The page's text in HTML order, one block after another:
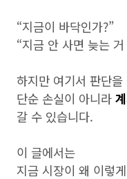
“지금이 바닥인가?”
“지금 안 사면 늦는
하지만 여기서 판단을
단순 손실이 아니라
갈 수 있습니다.
이 글에서는
지금 시장이 왜 이렇